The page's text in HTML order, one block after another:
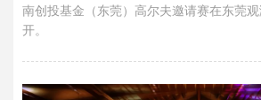
南创投基金（东莞）高尔夫邀请赛在东莞
开。